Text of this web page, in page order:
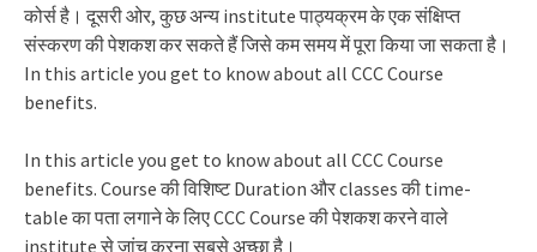
कोर्स है। दूसरी ओर, कुछ अन्य institute पाठ्यक्रम के एक संक्षिप्त
संस्करण की पेशकश कर सकते हैं जिसे कम समय में पूरा किया जा सकता है।
In this article you get to know about all CCC Course
benefits.
In this article you get to know about all CCC Course
benefits. Course की विशिष्ट Duration और classes की time-
table का पता लगाने के लिए CCC Course की पेशकश करने वाले
institute से जांच करना सबसे अच्छा है।